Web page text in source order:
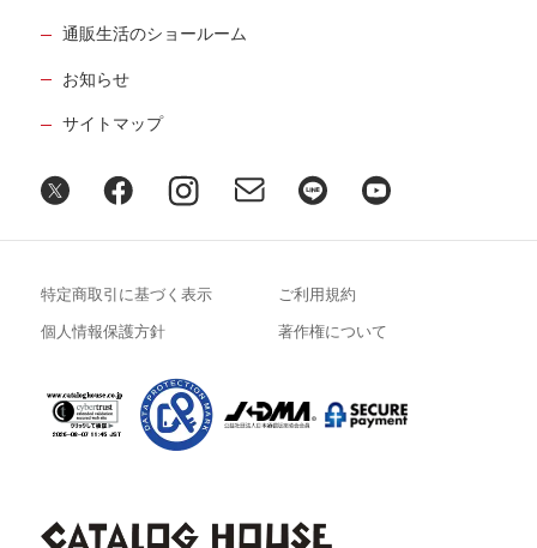
通販生活のショールーム
お知らせ
サイトマップ
特定商取引に基づく表示 ご利用規約
個人情報保護方針 著作権について